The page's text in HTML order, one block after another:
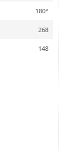
180°
268
148